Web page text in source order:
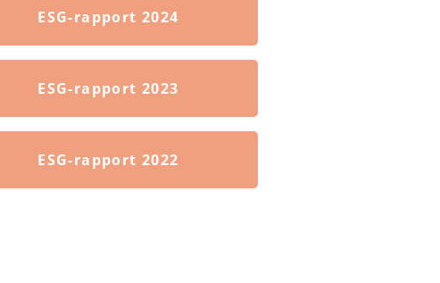
ESG-rapport 2024
ESG-rapport 2023
ESG-rapport 2022